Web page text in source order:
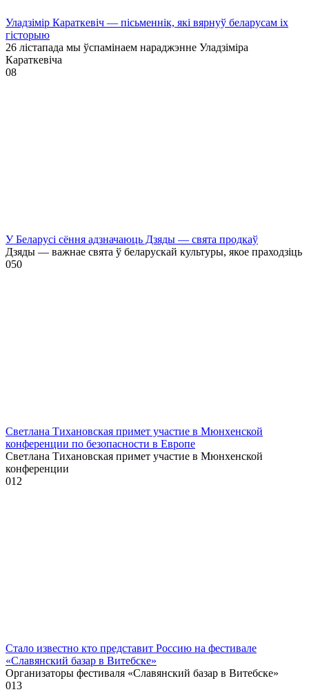
Уладзімір Караткевіч — пісьменнік, які вярнуў беларусам іх
гісторыю
26 лістапада мы ўспамінаем нараджэнне Уладзіміра
Караткевіча
08
У Беларусі сёння адзначаюць Дзяды — свята продкаў
Дзяды — важнае свята ў беларускай культуры, якое праходзіць
050
Светлана Тихановская примет участие в Мюнхенской
конференции по безопасности в Европе
Светлана Тихановская примет участие в Мюнхенской
конференции
012
Стало известно кто представит Россию на фестивале
«Славянский базар в Витебске»
Организаторы фестиваля «Славянский базар в Витебске»
013